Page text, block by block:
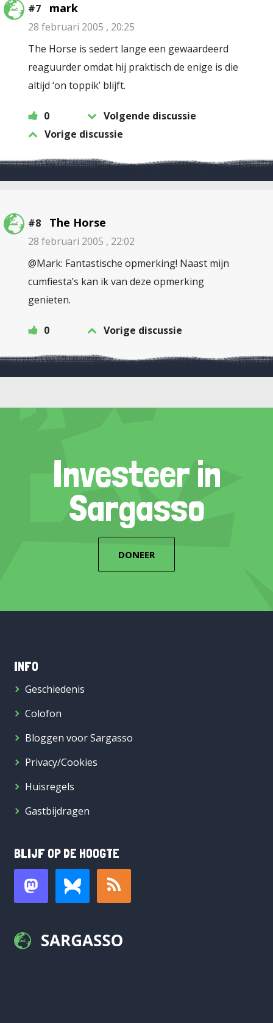
#7 mark
28 februari 2005 , 20:25
The Horse is sedert lange een gewaardeerd
reaguurder omdat hij praktisch de enige is die
altijd ‘on toppik’ blijft.
0
Volgende discussie
Vorige discussie
#8 The Horse
28 februari 2005 , 22:02
@Mark: Fantastische opmerking! Naast mijn
cumfiesta’s kan ik van deze opmerking
genieten.
0 Vorige discussie
Investeer in
Sargasso
DONEER
INFO
Geschiedenis
Colofon
Bloggen voor Sargasso
Privacy/Cookies
Huisregels
Gastbijdragen
BLIJF OP DE HOOGTE